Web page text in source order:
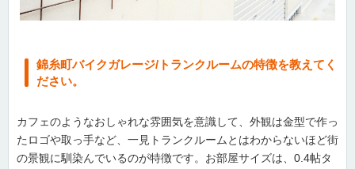
錦糸町バイクガレージ/トランクルームの特徴を教えてく
ださい。
カフェのようなおしゃれな雰囲気を意識して、外観は金型で作っ
たロゴや取っ手など、一見トランクルームとはわからないほど街
の景観に馴染んでいるのが特徴です。お部屋サイズは、0.4帖タ